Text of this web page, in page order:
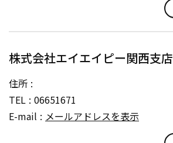
株式会社エイエイピー関西支店
住所
TEL 06651671
E-mail
メールアドレスを表示